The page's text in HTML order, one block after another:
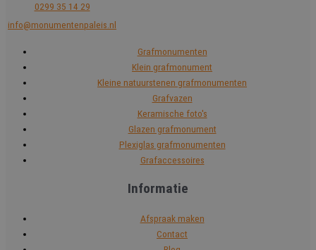
0299 35 14 29
info@monumentenpaleis.nl
Grafmonumenten
Klein grafmonument
Kleine natuurstenen grafmonumenten
Grafvazen
Keramische foto's
Glazen grafmonument
Plexiglas grafmonumenten
Grafaccessoires
Informatie
Afspraak maken
Contact